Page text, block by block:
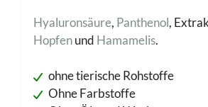
Hyaluronsäure, Panthenol,
Hopfenund Hamamelis.
ohne tierische Rohstoffe
Ohne Farbstoffe